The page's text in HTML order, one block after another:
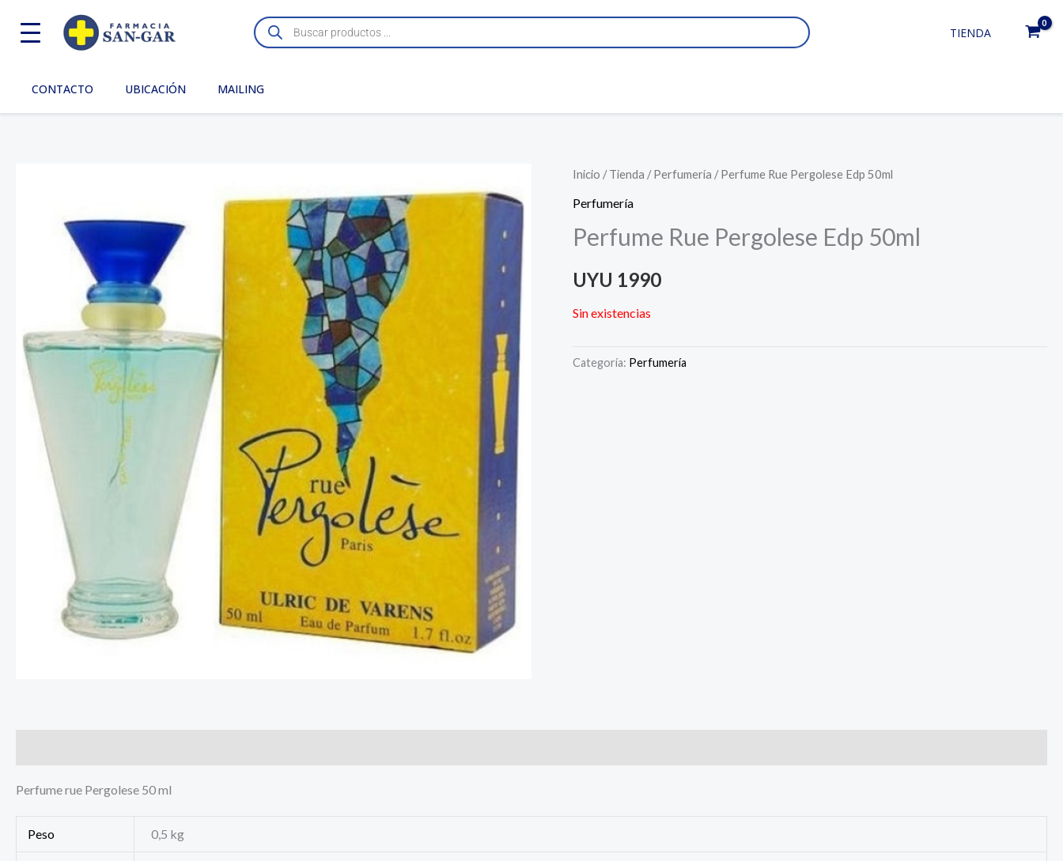
Búsqueda
de
productos
TIENDA
CONTACTO UBICACIÓN MAILING
Inicio /Tienda /Perfumería / Perfume Rue Pergolese Edp 50ml
Perfumería
Perfume Rue Pergolese Edp 50ml
UYU 1990
Sin existencias
Categoría: Perfumería
Perfume rue Pergolese 50 ml
Peso 0,5 kg